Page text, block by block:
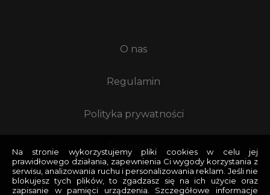
O nas
Regulamin
Polityka prywatności
Sponsorzy
Reklama
Na stronie wykorzystujemy pliki cookies w celu jej
prawidłowego działania, zapewnienia Ci wygody korzystania z
serwisu, analizowania ruchu i personalizowania reklam. Jeśli nie
blokujesz tych plików, to zgadzasz się na ich użycie oraz
zapisanie w pamięci urządzenia. Szczegółowe informacje